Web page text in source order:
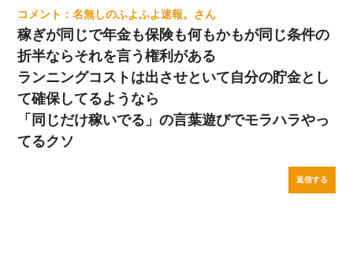
名無しのふよふよ速報。
稼ぎが同じで年金も保険も何もかもが同じ条件の
折半ならそれを言う権利がある
ランニングコストは出させといて自分の貯金とし
て確保してるようなら
「同じだけ稼いでる」の言葉遊びでモラハラやっ
てるクソ
返信する